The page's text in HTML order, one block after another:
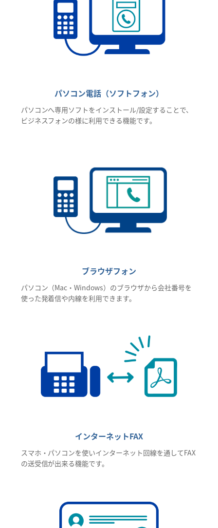
パソコン電話（ソフトフォン）
パソコンへ専用ソフトをインストール/設定することで、
ビジネスフォンの様に利用できる機能です。
ブラウザフォン
パソコン（Mac・Windows）のブラウザから会社番号を
使った発着信や内線を利用できます。
インターネットFAX
スマホ・パソコンを使いインターネット回線を通してFAX
の送受信が出来る機能です。